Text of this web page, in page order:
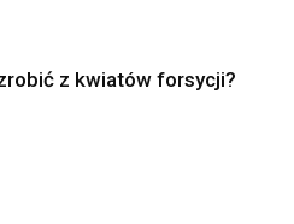
z kwiatów forsycji?